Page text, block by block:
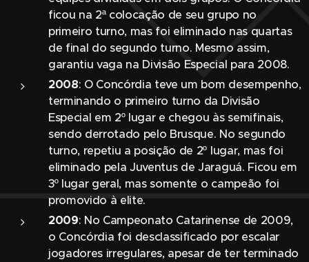
ficou na 2ª colocação de seu grupo no
primeiro turno, mas foi eliminado nas quartas
de final do segundo turno. Mesmo assim,
garantiu vaga na Divisão Especial para 2008.
2008: O Concórdia teve um bom desempenho,
terminando o primeiro turno da Divisão
Especial em 2º lugar e chegou às semifinais,
sendo derrotado pelo Brusque. No segundo
turno, repetiu a posição de 2º lugar, mas foi
eliminado pela Juventus de Jaraguá. Ficou em
3º lugar geral, mas somente o campeão foi
promovido à elite.
2009: No Campeonato Catarinense de 2009,
o Concórdia foi desclassificado por escalar
jogadores irregulares, apesar de ter terminado